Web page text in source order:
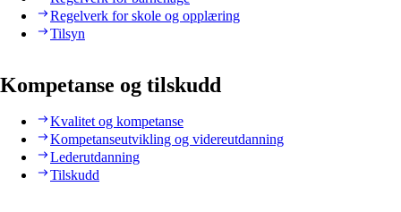
Regelverk for skole og opplæring
Tilsyn
Kompetanse og tilskudd
Kvalitet og kompetanse
Kompetanseutvikling og videreutdanning
Lederutdanning
Tilskudd